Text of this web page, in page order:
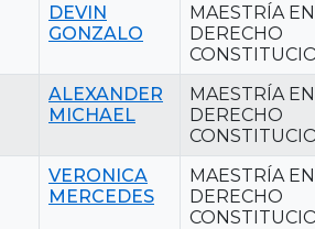
DEVIN
GONZALO
MAESTRÍA EN
DERECHO
ALEXANDER
MICHAEL
MAESTRÍA EN
DERECHO
VERONICA
MERCEDES
MAESTRÍA EN
DERECHO